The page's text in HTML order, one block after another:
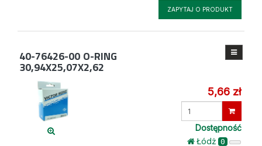
ZAPYTAJ O PRODUKT
40-76426-00 O-RING
30,94X25,07X2,62
5,66 zł
Dostępność
Łódż 0